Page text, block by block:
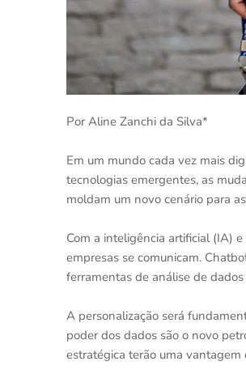
Por Aline Zanchi da Silva*
Em um mundo cada vez mais
tecnologias emergentes, as
moldam um novo cenário para
Com a inteligência artificial (IA)
empresas se comunicam.
ferramentas de análise de
A personalização será
poder dos dados são o novo
estratégica terão uma